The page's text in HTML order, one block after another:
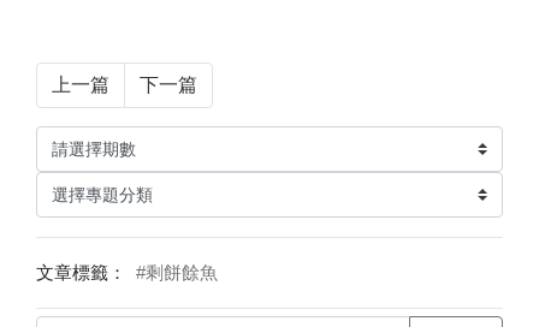
上一篇 下一篇
文章標籤： #剩餅餘魚